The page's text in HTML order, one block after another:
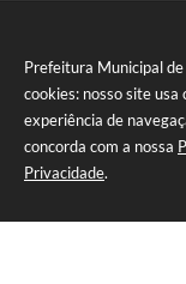
Prefeitura Municipal
cookies: nosso site usa
experiência de
concorda com a nossa
Privacidade.